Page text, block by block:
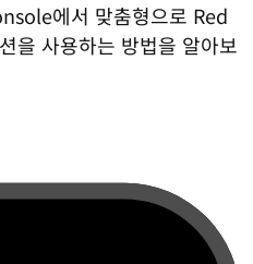
에서 맞춤형으로 Red
을 사용하는 방법을 알아보